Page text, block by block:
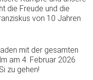
die Freude und die
von 10 Jahren
mit der gesamten
am 4. Februar 2026
zu gehen!